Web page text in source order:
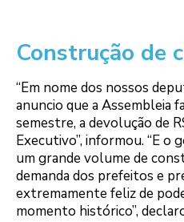
Construção de
“Em nome dos nossos
anuncio que a Assembleia
semestre, a devolução de
Executivo”, informou. “E o
um grande volume de
demanda dos prefeitos e
extremamente feliz de
momento histórico”,